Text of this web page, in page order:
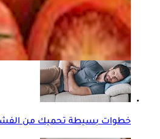
الصيام الليلي.. هل يساعد
دراسة توضح
خطوات بسيطة تحميك من